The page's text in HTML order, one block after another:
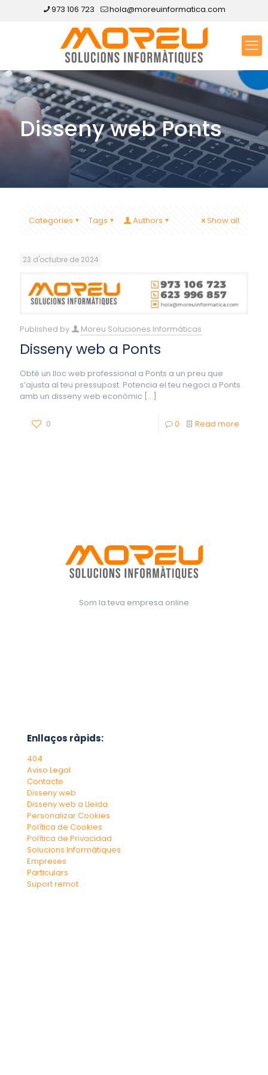
973 106 723 hola@moreuinformatica.com
Disseny web Ponts
Categories Tags Authors Show all
23 d'octubre de 2024
Published by Moreu Soluciones Informáticas
Disseny web a Ponts
Obté un lloc web professional a Ponts a un preu que
s’ajusta al teu pressupost. Potencia el teu negoci a Ponts
amb un disseny web econòmic […]
0 0 Read more
Som la teva empresa online
Enllaços ràpids:
404
Aviso Legal
Contacte
Disseny web
Disseny web a Lleida
Personalizar Cookies
Política de Cookies
Política de Privacidad
Solucions Informàtiques
Empreses
Particulars
Suport remot